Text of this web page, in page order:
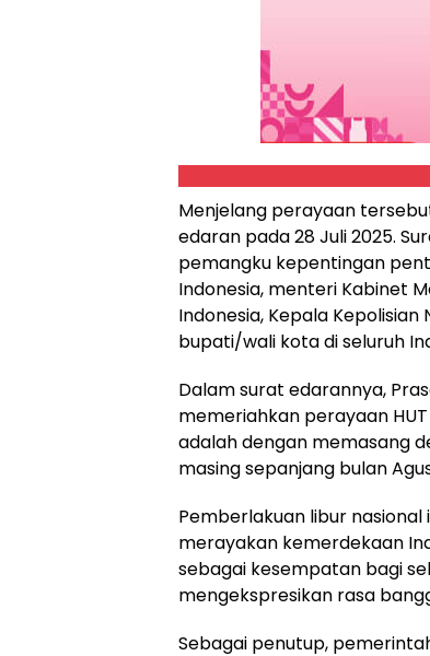
Menjelang perayaan
edaran pada 28 Juli 2025.
pemangku kepentingan
Indonesia, menteri Kabinet
Indonesia, Kepala
bupati/wali kota di seluruh
Dalam surat edarannya,
memeriahkan perayaan
adalah dengan memasang
masing sepanjang bulan
Pemberlakuan libur
merayakan kemerdekaan
sebagai kesempatan bagi
mengekspresikan rasa
Sebagai penutup,